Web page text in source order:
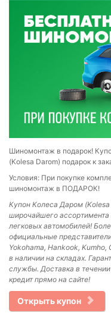
Шиномонтаж в подарок!
(Kolesa Darom) подарок к
Условия: При покупке
шиномонтаж в ПОДАРОК!
Купон Колеса Даром
широчайшего
легковых автомобилей!
официальные
Yokohama, Hankook,
в наличии на складах.
службы. Доставка в
кредит прямо на сайте!
Открыть купон